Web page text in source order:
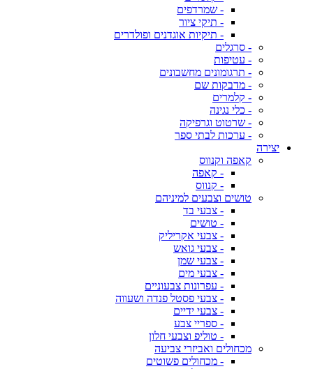
- שמרדפים
- תיקי ציור
- תיקיות אוגדנים ופולדרים
- סרגלים
- עטיפות
- תרגומונים מחשבונים
- מדבקות שם
- קלמרים
- כלי נגינה
- שרטוט וגרפיקה
- ערכות לבתי ספר
יצירה
קאפה וקנווס
- קאפה
- קנווס
טושים וצבעים למיניהם
- צבעי בד
- טושים
- צבעי אקריליק
- צבעי גואש
- צבעי שמן
- צבעי מים
- עפרונות צבעוניים
- צבעי פסטל פנדה ושעווה
- צבעי ידיים
- ספריי צבע
- טוליפ וצבעי חלון
מכחולים ואביזרי צביעה
- מכחולים פשוטים